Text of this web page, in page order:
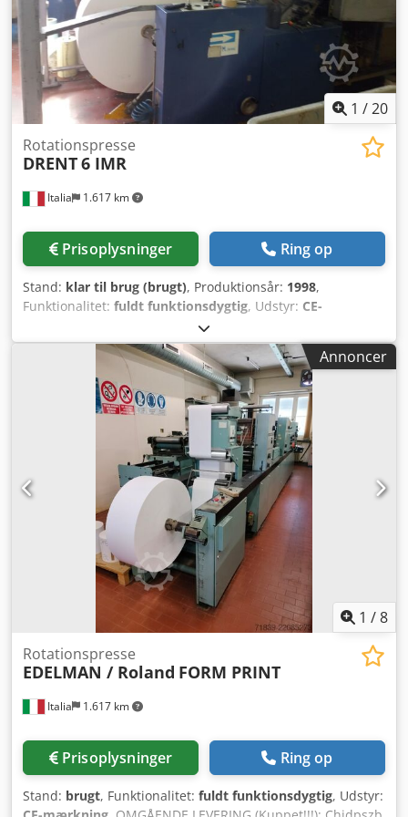
1 /20
Italia 1.617 km
Rotationspresse
DRENT6 IMR
Prisoplysninger Ring op
Stand: klar til brug (brugt), Produktionsår: 1998,
Funktionalitet: fuldt funktionsdygtig, Udstyr: CE-
, Drent Gazelle 6 Imr (Blue Series) Model: P (485
mm) År: 1998 4 vådoffsæt-tryktårne Rullebridde: 485 mm
Trykbredde: 485 mm Papirvægt: 40 til 180 gsm Mekanisk
hastighed: 250 m/min Levering: fra rulle til rulle, fra rulle
til foldning, fra rulle til ark Trykkassetter: 24" (12"), 22"
(11"), 23"+1/3 (11"+4/6 x A/4), 18" (9"), 17" (8"+3/6), 15", 14"
Chedpfx Acszcal Rjkja Cylindre til tværgående perforering
Grafi-kontrol Arkiveringshuller Dobbeltsporsperforering
(SHOEBER) Magnetisk cylinderværkstasjon Stansestation
med affaldsopsamling Stakleverings- og foldestation
Oprulningsstation Stansmaskine + foldemaskine til
offsetplader Trimme- og konfettiudtræk Osv. Komplet med
alt tilbehør til brug, manualer og ledningsdiagrammer
Placering: Italien Tilgængelighed: Omgående Stand: God
Annoncer
1 /8
Italia 1.617 km
Rotationspresse
EDELMAN / Roland FORM PRINT
Prisoplysninger Ring op
Stand: brugt, Funktionalitet: fuldt funktionsdygtig, Udstyr: